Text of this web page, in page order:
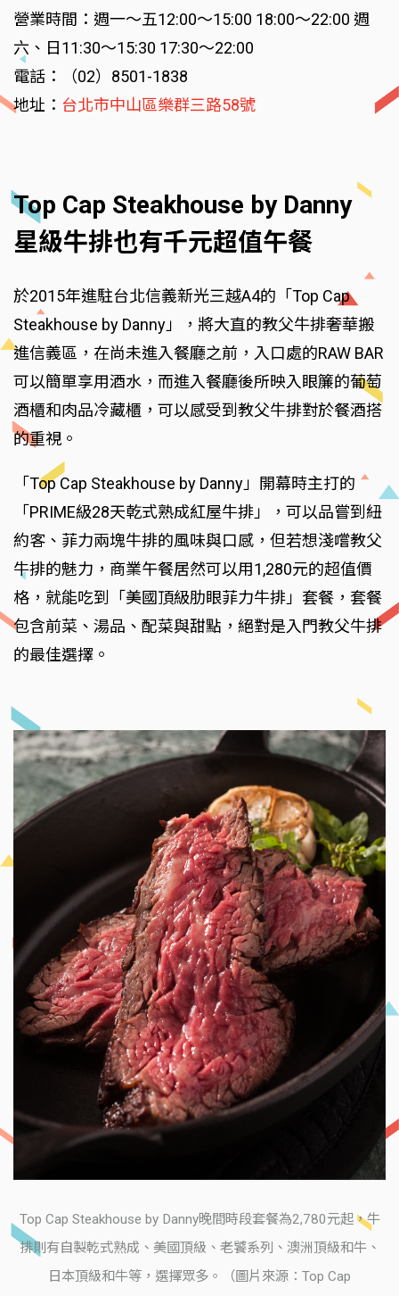
營業時間：週一～五12:00～15:00 18:00～22:00 週
六、日11:30～15:30 17:30～22:00
電話：（02）8501-1838
地址： 台北市中山區樂群三路58號
Top Cap Steakhouse by Danny
星級牛排也有千元超值午餐
於2015年進駐台北信義新光三越A4的「Top Cap
Steakhouse by Danny」，將大直的教父牛排奢華搬
進信義區，在尚未進入餐廳之前，入口處的RAW BAR
可以簡單享用酒水，而進入餐廳後所映入眼簾的葡萄
酒櫃和肉品冷藏櫃，可以感受到教父牛排對於餐酒搭
的重視。
「Top Cap Steakhouse by Danny」開幕時主打的
「PRIME級28天乾式熟成紅屋牛排」，可以品嘗到紐
約客、菲力兩塊牛排的風味與口感，但若想淺嚐教父
牛排的魅力，商業午餐居然可以用1,280元的超值價
格，就能吃到「美國頂級肋眼菲力牛排」套餐，套餐
包含前菜、湯品、配菜與甜點，絕對是入門教父牛排
的最佳選擇。
Top Cap Steakhouse by Danny晚間時段套餐為2,780元起，牛
排則有自製乾式熟成、美國頂級、老饕系列、澳洲頂級和牛、
日本頂級和牛等，選擇眾多。（圖片來源：Top Cap